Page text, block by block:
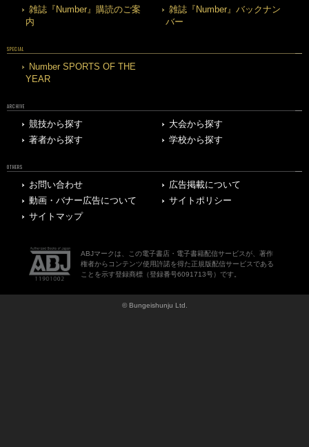
雑誌『Number』購読のご案
内
雑誌『Number』バックナン
バー
SPECIAL
Number SPORTS OF THE
YEAR
ARCHIVE
競技から探す
大会から探す
著者から探す
学校から探す
OTHERS
お問い合わせ
広告掲載について
動画・バナー広告について
サイトポリシー
サイトマップ
ABJマークは、この電子書店・電子書籍配信サービスが、著作
権者からコンテンツ使用許諾を得た正規版配信サービスである
ことを示す登録商標（登録番号6091713号）です。
© Bungeishunju Ltd.